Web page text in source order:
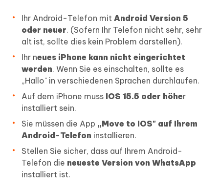
Ihr Android-Telefon mit Android Version 5
oder neuer. (Sofern Ihr Telefon nicht sehr, sehr
alt ist, sollte dies kein Problem darstellen).
Ihr neues iPhone kann nicht eingerichtet
werden. Wenn Sie es einschalten, sollte es
„Hallo" in verschiedenen Sprachen durchlaufen.
Auf dem iPhone muss IOS 15.5 oder höher
installiert sein.
Sie müssen die App „Move to IOS" auf Ihrem
Android-Telefon installieren.
Stellen Sie sicher, dass auf Ihrem Android-
Telefon die neueste Version von WhatsApp
installiert ist.